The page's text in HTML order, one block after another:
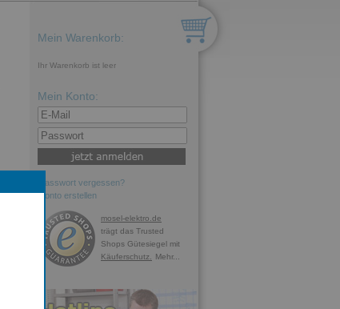
Mein Warenkorb:
Ihr Warenkorb ist leer
Mein Konto:
Passwort vergessen?
Konto erstellen
mosel-elektro.de
trägt das Trusted
Shops Gütesiegel mit
Käuferschutz.
Mehr...